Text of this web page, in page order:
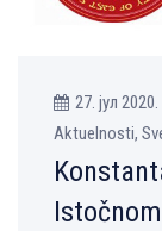
27. јул 2020.
Aktuelnosti,